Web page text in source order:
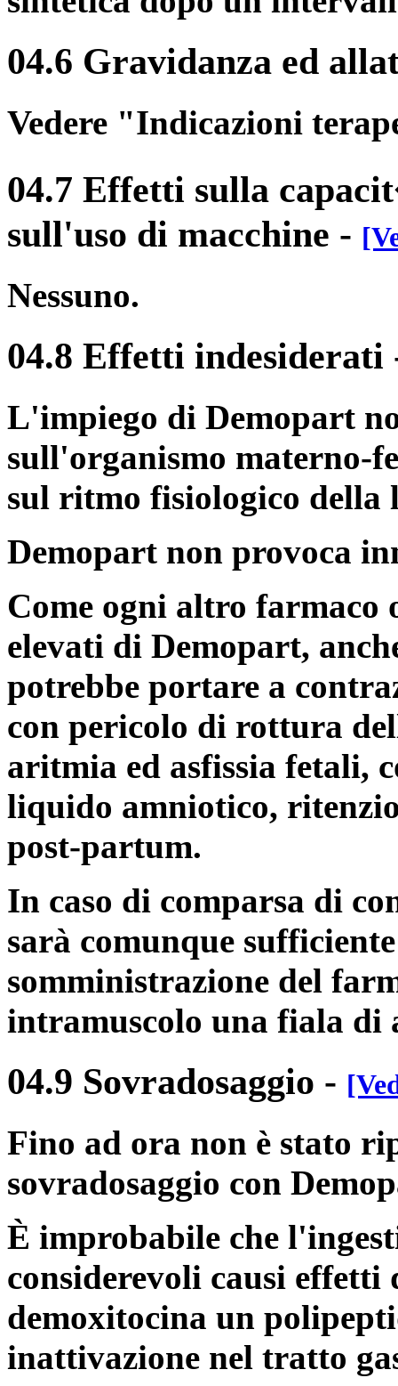
04.6 Gravidanza ed
Vedere "Indicazioni
04.7 Effetti sulla
sull'uso di macchine -
Nessuno.
04.8 Effetti indesiderati
L'impiego di Demopart
sull'organismo materno-
sul ritmo fisiologico della
Demopart non provoca
Come ogni altro farmaco
elevati di Demopart,
potrebbe portare a
con pericolo di rottura
aritmia ed asfissia fetali,
liquido amniotico,
post-partum.
In caso di comparsa di
sarà comunque
somministrazione del
intramuscolo una fiala di
04.9 Sovradosaggio -
Fino ad ora non è stato
sovradosaggio con
È improbabile che
considerevoli causi effetti
demoxitocina un
inattivazione nel tratto